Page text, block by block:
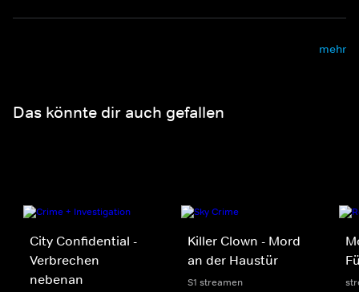
mehr
Das könnte dir auch gefallen
City Confidential -
Verbrechen
nebenan
Killer Clown - Mord
an der Haustür
S1 streamen